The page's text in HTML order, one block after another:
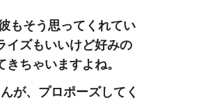
もそう思ってくれてい
イズもいいけど好みの
ちゃいますよね。
が、プロポーズしてく